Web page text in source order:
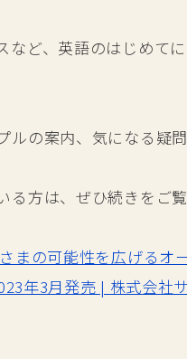
など、英語のはじめて
の案内、気になる疑
方は、ぜひ続きをご覧
まの可能性を広げるオ
年3月発売 | 株式会社